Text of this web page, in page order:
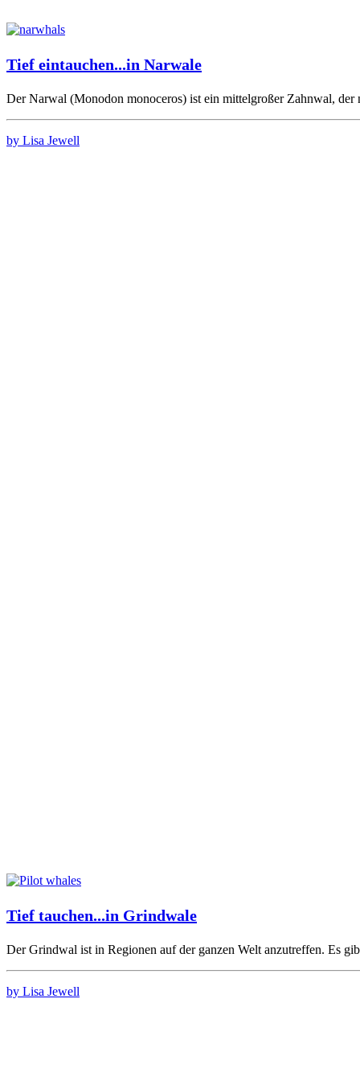
Tief eintauchen...in Narwale
Der Narwal (Monodon monoceros) ist ein mittelgroßer Zahnwal,
by Lisa Jewell
Tief tauchen...in Grindwale
Der Grindwal ist in Regionen auf der ganzen Welt anzutreffen. Es
by Lisa Jewell